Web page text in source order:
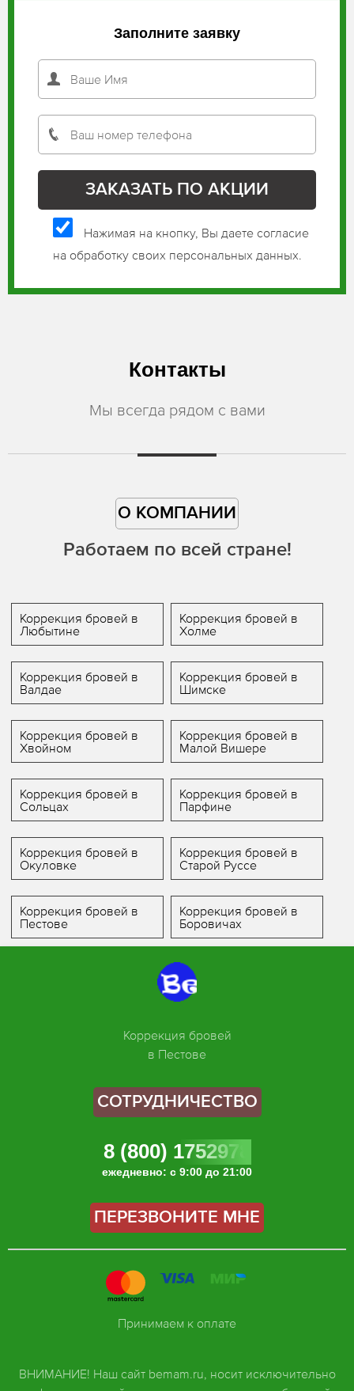
Заполните заявку
Нажимая на кнопку, Вы даете согласие
на обработку своих персональных данных.
Контакты
Мы всегда рядом с вами
О КОМПАНИИ
Работаем по всей стране!
Коррекция бровей в
Любытине
Коррекция бровей в
Холме
Коррекция бровей в
Валдае
Коррекция бровей в
Шимске
Коррекция бровей в
Хвойном
Коррекция бровей в
Малой Вишере
Коррекция бровей в
Сольцах
Коррекция бровей в
Парфине
Коррекция бровей в
Окуловке
Коррекция бровей в
Старой Руссе
Коррекция бровей в
Пестове
Коррекция бровей в
Боровичах
Коррекция бровей
в Пестове
СОТРУДНИЧЕСТВО
8 (800) 1752978
ежедневно: с 9:00 до 21:00
ПЕРЕЗВОНИТЕ МНЕ
ВНИМАНИЕ! Наш сайт bemam.ru, носит исключительно
Принимаем к оплате